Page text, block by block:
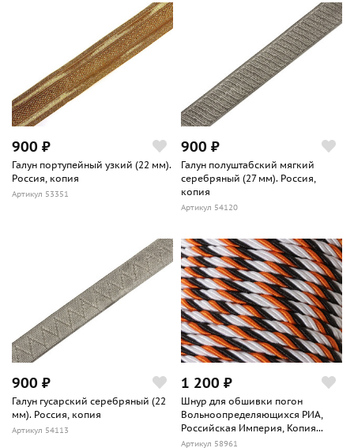
900 ₽
Галун портупейный узкий (22 мм).
Россия, копия
Артикул 53351
900 ₽
Галун полуштабский мягкий
серебряный (27 мм). Россия,
копия
Артикул 54120
900 ₽
Галун гусарский серебряный (22
мм). Россия, копия
Артикул 54113
1 200 ₽
Шнур для обшивки погон
Вольноопределяющихся РИА,
Российская Империя, Копия...
Артикул 58961